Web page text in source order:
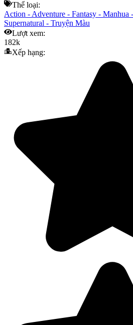
Thể loại:
Action -Adventure - Fantasy - Manhua -
Supernatural - Truyện Màu
Lượt xem:
182k
Xếp hạng: